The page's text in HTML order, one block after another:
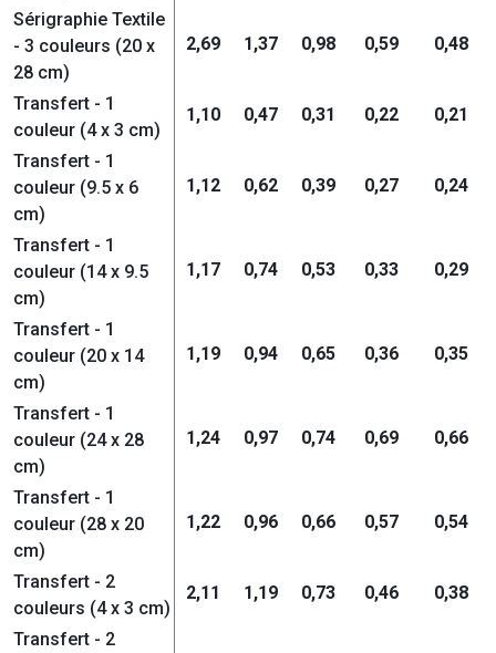
Sérigraphie Textile
- 3 couleurs (20 x
28 cm)
2,69 1,37 0,98 0,59 0,48
Transfert - 1
couleur (4 x 3 cm)
1,10 0,47 0,31 0,22 0,21
Transfert - 1
couleur (9.5 x 6
cm)
1,12 0,62 0,39 0,27 0,24
Transfert - 1
couleur (14 x 9.5
cm)
1,17 0,74 0,53 0,33 0,29
Transfert - 1
couleur (20 x 14
cm)
1,19 0,94 0,65 0,36 0,35
Transfert - 1
couleur (24 x 28
cm)
1,24 0,97 0,74 0,69 0,66
Transfert - 1
couleur (28 x 20
cm)
1,22 0,96 0,66 0,57 0,54
Transfert - 2
couleurs (4 x 3 cm)
2,11 1,19 0,73 0,46 0,38
Transfert - 2